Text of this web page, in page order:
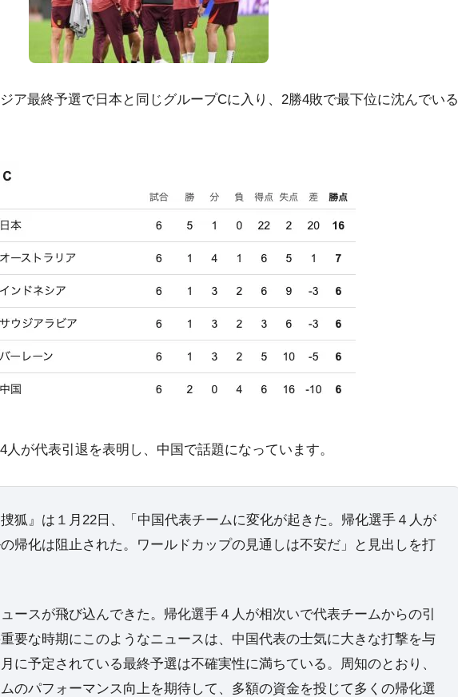
ア最終予選で日本と同じグループCに入り、2勝4敗で最下位に沈んでいる
が代表引退を表明し、中国で話題になっています。
狐』は１月22日、「中国代表チームに変化が起きた。帰化選手４人が
帰化は阻止された。ワールドカップの見通しは不安だ」と見出しを打
ースが飛び込んできた。帰化選手４人が相次いで代表チームからの引
要な時期にこのようなニュースは、中国代表の士気に大きな打撃を与
に予定されている最終予選は不確実性に満ちている。周知のとおり、
のパフォーマンス向上を期待して、多額の資金を投じて多くの帰化選